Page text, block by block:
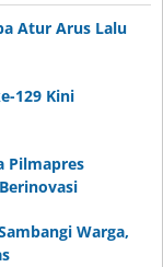
Atur Arus Lalu
129 Kini
Pilmapres
Warga,